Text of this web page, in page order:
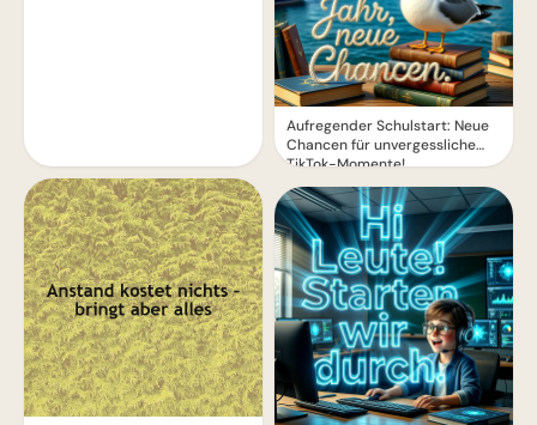
Aufregender Schulstart: Neue
Chancen für unvergessliche
TikTok-Momente!